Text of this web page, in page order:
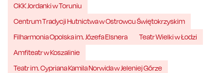
CKK Jordanki w Toruniu
Centrum Tradycji Hutnictwa w Ostrowcu Świętokrzyskim
Filharmonia Opolska im. Józefa Elsnera
Teatr Wielki w Łodzi
Amfiteatr w Koszalinie
Teatr im. Cypriana Kamila Norwida w Jeleniej Górze